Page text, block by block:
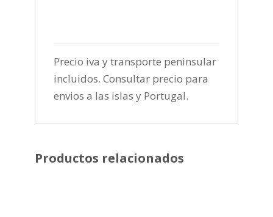
Precio iva y transporte peninsular
incluidos. Consultar precio para
envios a las islas y Portugal.
Productos relacionados